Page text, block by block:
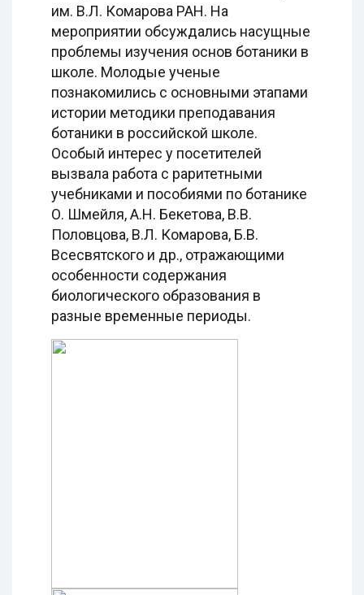
им. В.Л. Комарова РАН. На
мероприятии обсуждались насущные
проблемы изучения основ ботаники в
школе. Молодые ученые
познакомились с основными этапами
истории методики преподавания
ботаники в российской школе.
Особый интерес у посетителей
вызвала работа с раритетными
учебниками и пособиями по ботанике
О. Шмейля, А.Н. Бекетова, В.В.
Половцова, В.Л. Комарова, Б.В.
Всесвятского и др., отражающими
особенности содержания
биологического образования в
разные временные периоды.